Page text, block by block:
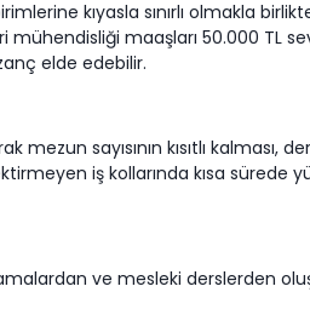
kıyasla sınırlı olmakla
maaşları 50.000 TL
elde edebilir.
sayısının kısıtlı
iş kollarında kısa sürede
ve mesleki derslerden